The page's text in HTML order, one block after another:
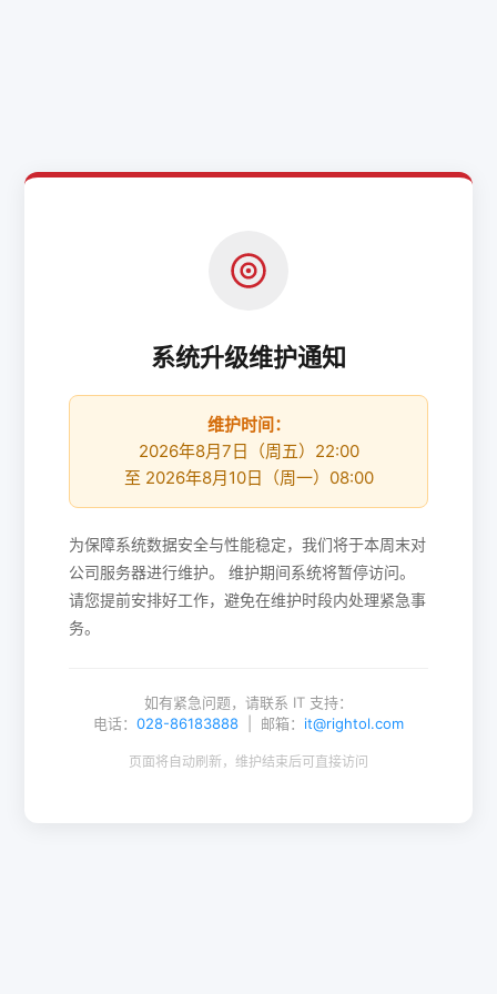
系统升级维护通知
维护时间：
2026年8月7日（周五）22:00
至 2026年8月10日（周一）08:00
为保障系统数据安全与性能稳定，我们将于本周末对
公司服务器进行维护。 维护期间系统将暂停访问。
请您提前安排好工作，避免在维护时段内处理紧急事
务。
如有紧急问题，请联系 IT 支持：
电话： 028-86183888 | 邮箱： it@rightol.com
页面将自动刷新，维护结束后可直接访问